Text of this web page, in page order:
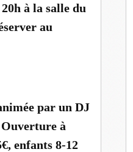
à la salle du
au
par un DJ
Ouverture à
enfants 8-12